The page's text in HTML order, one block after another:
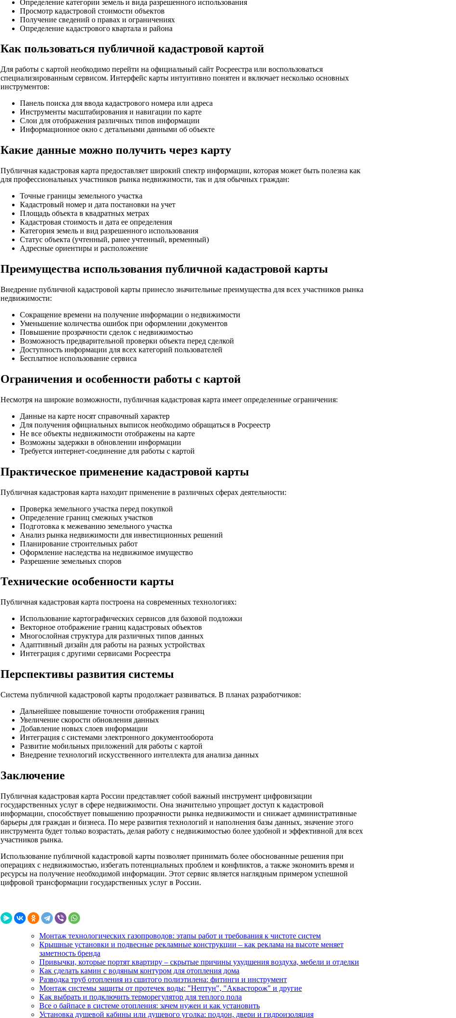
Определение категории земель и вида разрешенного использования
Просмотр кадастровой стоимости объектов
Получение сведений о правах и ограничениях
Определение кадастрового квартала и района
Как пользоваться публичной кадастровой картой
Для работы с картой необходимо перейти на официальный сайт Росреестра или воспользоваться
специализированным сервисом. Интерфейс карты интуитивно понятен и включает несколько основных
инструментов:
Панель поиска для ввода кадастрового номера или адреса
Инструменты масштабирования и навигации по карте
Слои для отображения различных типов информации
Информационное окно с детальными данными об объекте
Какие данные можно получить через карту
Публичная кадастровая карта предоставляет широкий спектр информации, которая может быть полезна как
для профессиональных участников рынка недвижимости, так и для обычных граждан:
Точные границы земельного участка
Кадастровый номер и дата постановки на учет
Площадь объекта в квадратных метрах
Кадастровая стоимость и дата ее определения
Категория земель и вид разрешенного использования
Статус объекта (учтенный, ранее учтенный, временный)
Адресные ориентиры и расположение
Преимущества использования публичной кадастровой карты
Внедрение публичной кадастровой карты принесло значительные преимущества для всех участников рынка
недвижимости:
Сокращение времени на получение информации о недвижимости
Уменьшение количества ошибок при оформлении документов
Повышение прозрачности сделок с недвижимостью
Возможность предварительной проверки объекта перед сделкой
Доступность информации для всех категорий пользователей
Бесплатное использование сервиса
Ограничения и особенности работы с картой
Несмотря на широкие возможности, публичная кадастровая карта имеет определенные ограничения:
Данные на карте носят справочный характер
Для получения официальных выписок необходимо обращаться в Росреестр
Не все объекты недвижимости отображены на карте
Возможны задержки в обновлении информации
Требуется интернет-соединение для работы с картой
Практическое применение кадастровой карты
Публичная кадастровая карта находит применение в различных сферах деятельности:
Проверка земельного участка перед покупкой
Определение границ смежных участков
Подготовка к межеванию земельного участка
Анализ рынка недвижимости для инвестиционных решений
Планирование строительных работ
Оформление наследства на недвижимое имущество
Разрешение земельных споров
Технические особенности карты
Публичная кадастровая карта построена на современных технологиях:
Использование картографических сервисов для базовой подложки
Векторное отображение границ кадастровых объектов
Многослойная структура для различных типов данных
Адаптивный дизайн для работы на разных устройствах
Интеграция с другими сервисами Росреестра
Перспективы развития системы
Система публичной кадастровой карты продолжает развиваться. В планах разработчиков:
Дальнейшее повышение точности отображения границ
Увеличение скорости обновления данных
Добавление новых слоев информации
Интеграция с системами электронного документооборота
Развитие мобильных приложений для работы с картой
Внедрение технологий искусственного интеллекта для анализа данных
Заключение
Публичная кадастровая карта России представляет собой важный инструмент цифровизации
государственных услуг в сфере недвижимости. Она значительно упрощает доступ к кадастровой
информации, способствует повышению прозрачности рынка недвижимости и снижает административные
барьеры для граждан и бизнеса. По мере развития технологий и наполнения базы данных, значение этого
инструмента будет только возрастать, делая работу с недвижимостью более удобной и эффективной для всех
участников рынка.
Использование публичной кадастровой карты позволяет принимать более обоснованные решения при
операциях с недвижимостью, избегать потенциальных проблем и конфликтов, а также экономить время и
ресурсы на получение необходимой информации. Этот сервис является наглядным примером успешной
цифровой трансформации государственных услуг в России.
Монтаж технологических газопроводов: этапы работ и требования к чистоте систем
Крышные установки и подвесные рекламные конструкции – как реклама на высоте меняет
заметность бренда
Привычки, которые портят квартиру – скрытые причины ухудшения воздуха, мебели и отделки
Как сделать камин с водяным контуром для отопления дома
Разводка труб отопления из сшитого полиэтилена: фитинги и инструмент
Монтаж системы защиты от протечек воды: "Нептун", "Аквасторож" и другие
Как выбрать и подключить терморегулятор для теплого пола
Все о байпасе в системе отопления: зачем нужен и как установить
Установка душевой кабины или душевого уголка: поддон, двери и гидроизоляция